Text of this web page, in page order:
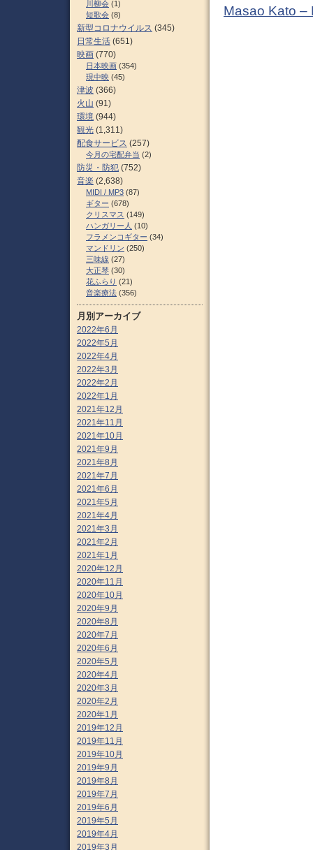
Masao Kato –
川柳会 (1)
短歌会 (8)
新型コロナウイルス (345)
日常生活 (651)
映画 (770)
日本映画 (354)
現中映 (45)
津波 (366)
火山 (91)
環境 (944)
観光 (1,311)
配食サービス (257)
今月の宅配弁当 (2)
防災・防犯 (752)
音楽 (2,638)
MIDI / MP3 (87)
ギター (678)
クリスマス (149)
ハンガリー人 (10)
フラメンコギター (34)
マンドリン (250)
三味線 (27)
大正琴 (30)
花ふらり (21)
音楽療法 (356)
月別アーカイブ
2022年6月
2022年5月
2022年4月
2022年3月
2022年2月
2022年1月
2021年12月
2021年11月
2021年10月
2021年9月
2021年8月
2021年7月
2021年6月
2021年5月
2021年4月
2021年3月
2021年2月
2021年1月
2020年12月
2020年11月
2020年10月
2020年9月
2020年8月
2020年7月
2020年6月
2020年5月
2020年4月
2020年3月
2020年2月
2020年1月
2019年12月
2019年11月
2019年10月
2019年9月
2019年8月
2019年7月
2019年6月
2019年5月
2019年4月
2019年3月